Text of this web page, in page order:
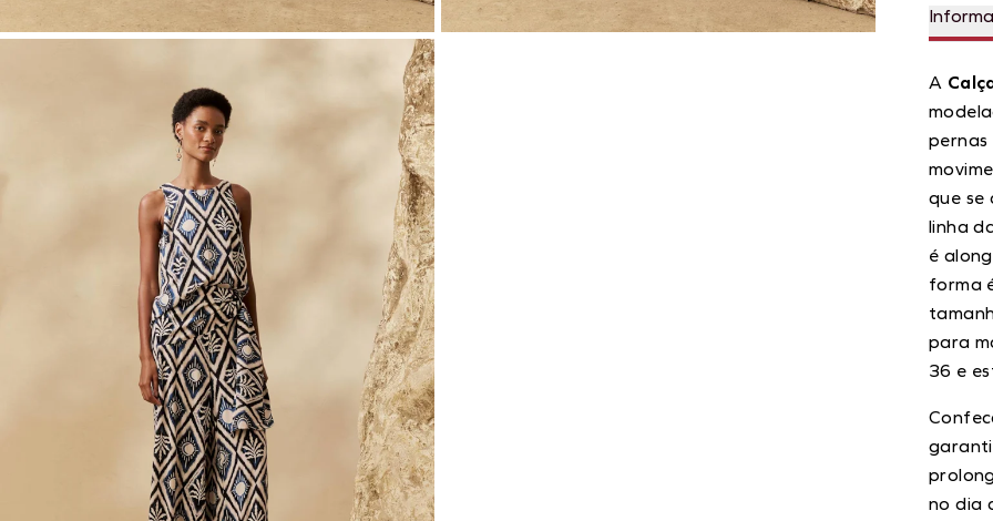
A
pernas
que se
linha
é
forma
para
36 e
no dia